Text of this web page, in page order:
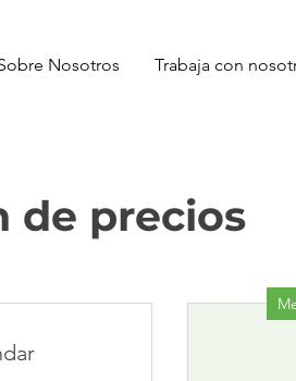
Nosotros Trabaja con
de precios